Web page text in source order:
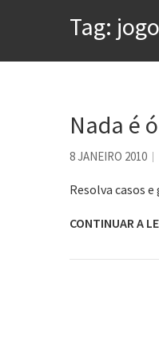
Tag:
Nada é
8 JANEIRO 2010
Resolva casos
CONTINUAR A